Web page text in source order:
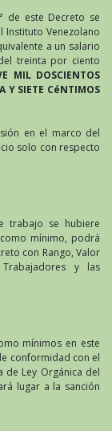
de este Decreto se
Venezolano
a un salario
treinta por ciento
MIL DOSCIENTOS
Y SIETE CéNTIMOS
en el marco del
solo con respecto
trabajo se hubiere
mínimo, podrá
con Rango, Valor
y las
mínimos en este
conformidad con el
de Ley Orgánica del
lugar a la sanción